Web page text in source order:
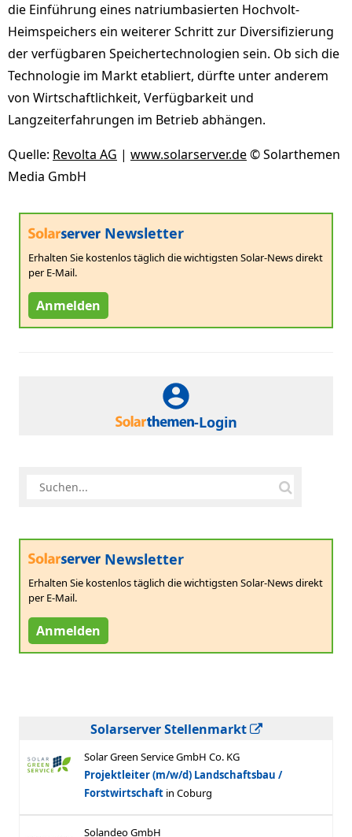
die Einführung eines natriumbasierten Hochvolt-
Heimspeichers ein weiterer Schritt zur Diversifizierung
der verfügbaren Speichertechnologien sein. Ob sich die
Technologie im Markt etabliert, dürfte unter anderem
von Wirtschaftlichkeit, Verfügbarkeit und
Langzeiterfahrungen im Betrieb abhängen.
Quelle: Revolta AG | www.solarserver.de© Solarthemen
Media GmbH
Newsletter
Erhalten Sie kostenlos täglich die wichtigsten Solar-News direkt
per E-Mail.
Anmelden
-Login
Newsletter
Erhalten Sie kostenlos täglich die wichtigsten Solar-News direkt
per E-Mail.
Anmelden
Solarserver Stellenmarkt